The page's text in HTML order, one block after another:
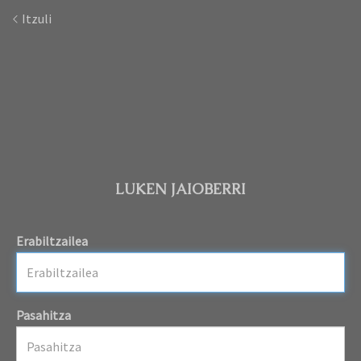
Itzuli
LUKEN JAIOBERRI
Erabiltzailea
Pasahitza